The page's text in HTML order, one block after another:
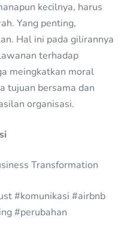
kecilnya, harus
Yang penting,
Hal ini pada gilirannya
terhadap
meingkatkan moral
tujuan bersama dan
organisasi.
Transformation
#komunikasi #airbnb
#perubahan